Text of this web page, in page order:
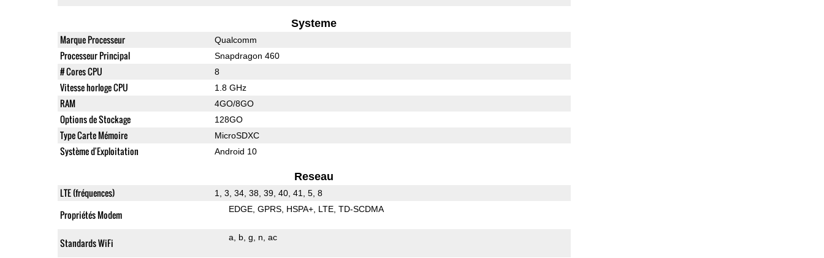
Systeme
Marque Processeur Qualcomm
Processeur Principal Snapdragon 460
# Cores CPU 8
Vitesse horloge CPU 1.8 GHz
RAM 4GO/8GO
Options de Stockage 128GO
Type Carte Mémoire MicroSDXC
Système d'Exploitation Android 10
Reseau
LTE (fréquences) 1, 3, 34, 38, 39, 40, 41, 5, 8
Propriétés Modem EDGE GPRS HSPA+ LTE TD-SCDMA
Standards WiFi a b g n ac